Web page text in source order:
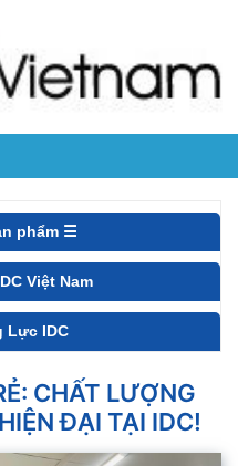
phẩm ☰
Việt Nam
Lực IDC
CHẤT LƯỢNG
ĐẠI TẠI IDC!